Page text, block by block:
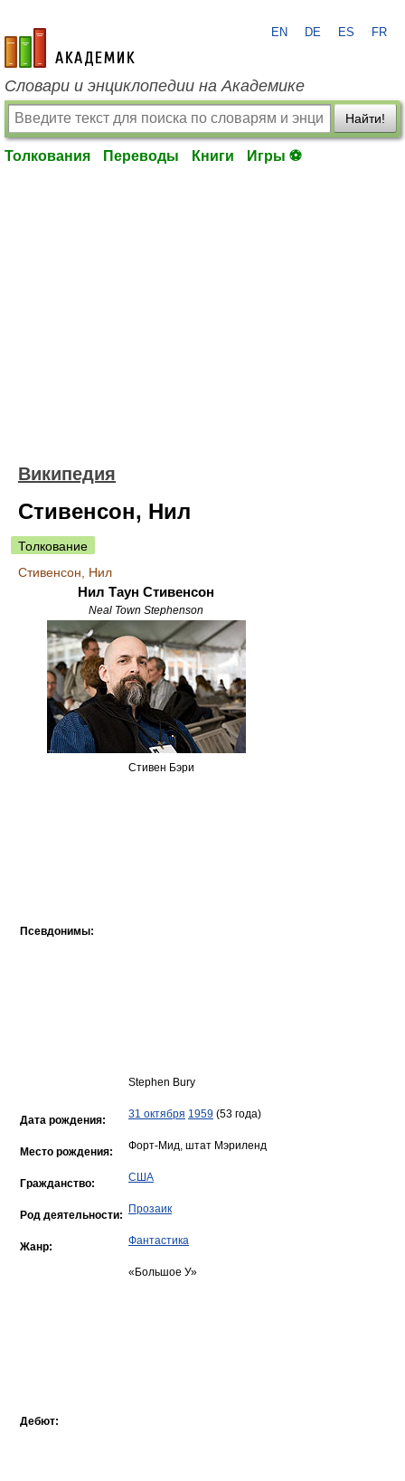
academic.ru
EN DE ES FR
Словари и энциклопедии на Академике
Найти!
Толкования Переводы Книги Игры ⚽
Википедия
Стивенсон, Нил
Толкование
Стивенсон, Нил
Нил Таун Стивенсон
Neal Town Stephenson
Псевдонимы:
Стивен Бэри
Stephen Bury
Дата рождения: 31 октября 1959 (53 года)
Место рождения: Форт-Мид, штат Мэриленд
Гражданство: США
Род деятельности: Прозаик
Жанр: Фантастика
Дебют:
«Большое У»